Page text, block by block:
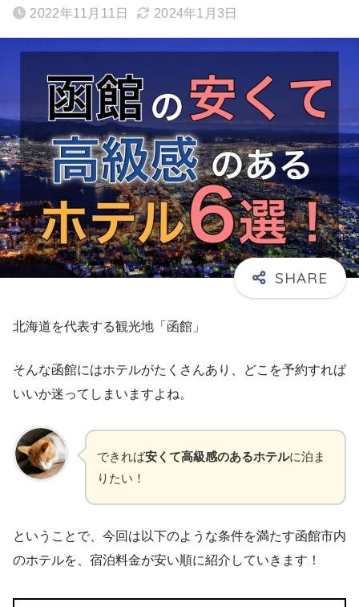
2022年11月11日 2024年1月3日
北海道を代表する観光地「函館」
そんな函館にはホテルがたくさんあり、どこを予約すれば
いいか迷ってしまいますよね。
できれば安くて高級感のあるホテルに泊ま
りたい！
ということで、今回は以下のような条件を満たす函館市内
のホテルを、宿泊料金が安い順に紹介していきます！